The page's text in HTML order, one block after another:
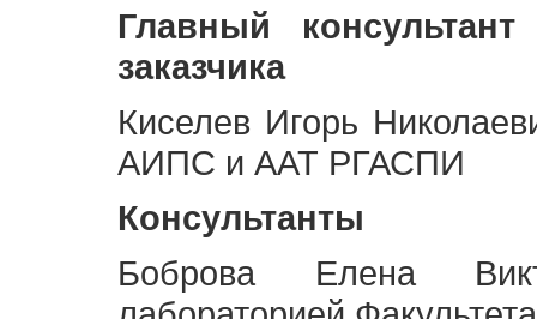
Главный
заказчика
Киселев Игорь
АИПС и ААТ РГАСПИ
Консультанты
Боброва Елена